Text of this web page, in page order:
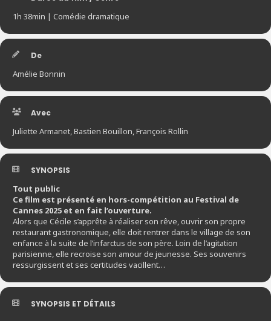
1h 38min | Comédie dramatique
De
Amélie Bonnin
Avec
Juliette Armanet, Bastien Bouillon, François Rollin
SYNOPSIS
Tout public
Ce film est présenté en hors-compétition au Festival de
Cannes 2025 et en fait l’ouverture.
Alors que Cécile s’apprête à réaliser son rêve, ouvrir son propre
restaurant gastronomique, elle doit rentrer dans le village de son
enfance à la suite de l’infarctus de son père. Loin de l’agitation
parisienne, elle recroise son amour de jeunesse. Ses souvenirs
ressurgissent et ses certitudes vacillent…
SYNOPSIS ET DÉTAILS